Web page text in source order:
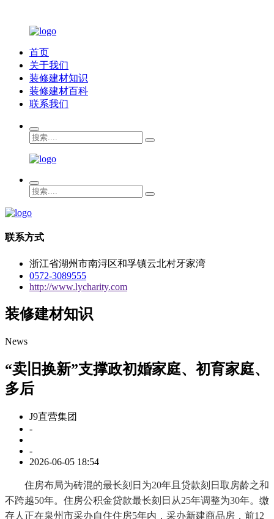
首页
关于我们
装修建材知识
装修建材百科
联系我们
联系方式
浙江省湖州市南浔区和孚镇云北村牙家湾
0572-3089555
http://www.lycharity.com
装修建材知识
News
“卖旧换新”支撑政初婚家庭、初育家庭、
多后
J9直营集团
-
-
2026-06-05 18:54
住房布局为砖混的最长刻日为20年且贷款刻日取房龄之和
不跨越50年。住房公积金贷款最长刻日从25年调整为30年。缴
存人正在泉州市采办自住住房5年内，采办新建商品房，前12